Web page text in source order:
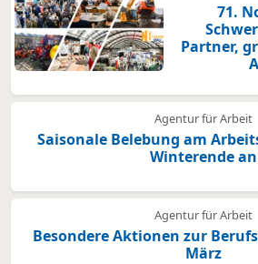
71.
Partner,
Agentur für Arbeit
Saisonale Belebung am
Winterende an
Agentur für Arbeit
Besondere Aktionen zur
März